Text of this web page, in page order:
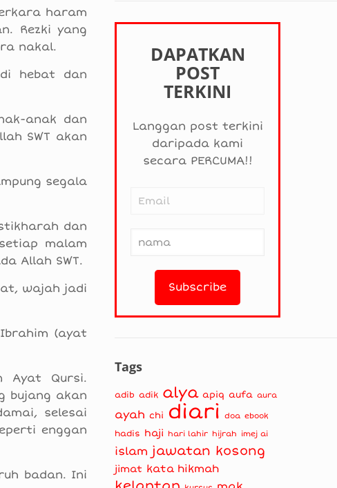
haram
Rezki yang
nakal.
hebat dan
anak dan
SWT akan
segala
dan
malam
Allah SWT.
wajah jadi
(ayat
Ayat Qursi.
bujang akan
selesai
enggan
badan. Ini
DAPATKAN
POST
TERKINI
Langgan post terkini
daripada kami
secara PERCUMA!!
Tags
adib adik alya apiq aufa aura
ayah chi diari doa ebook
hadis haji hari lahir hijrah imej ai
islam jawatan kosong
jimat kata hikmah